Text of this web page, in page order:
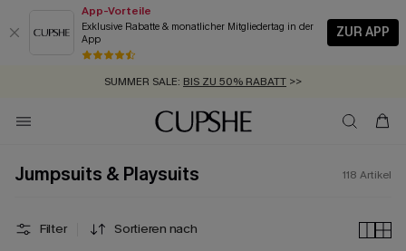
App-Vorteile
Exklusive Rabatte & monatlicher Mitgliedertag in der
App
ZUR APP
GRATIS MASSBAND MIT JEDEM SCHNELLVERSAND-ARTIKEL >>
SUMMER SALE:
ZUM NEWSLETTER:BIS ZU -20% EXTRA ERHALTEN
KOSTENLOSER VERSAND AB 89 €
Jumpsuits & Playsuits 118 Artikel
Filter Sortieren nach